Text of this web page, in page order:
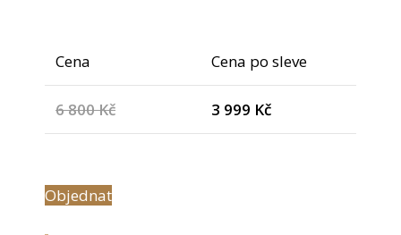
Cena Cena po sleve
6 800 Kč 3 999 Kč
Objednat